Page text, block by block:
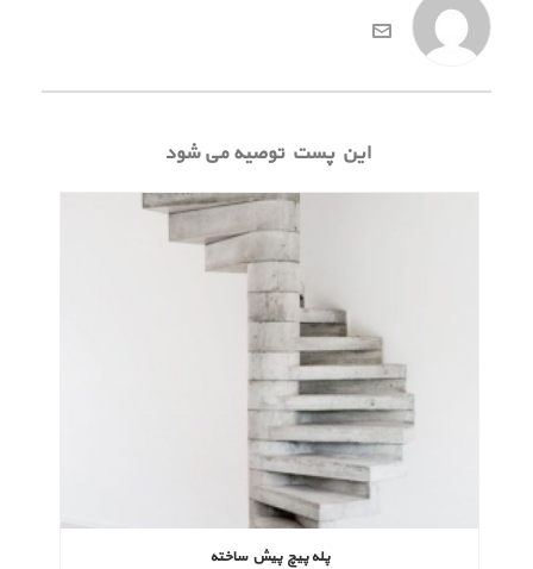
این پست توصیه می شود
پله پیچ پیش‌ ساخته